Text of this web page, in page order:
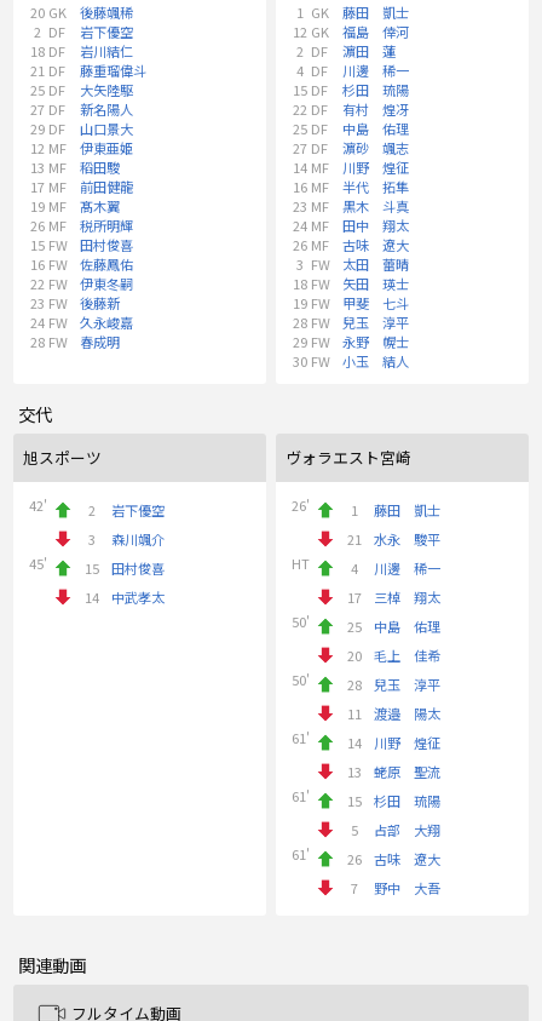
20 GK
後藤颯稀
2 DF
岩下優空
18 DF
岩川結仁
21 DF
藤重瑠偉斗
25 DF
大矢陸駆
27 DF
新名陽人
29 DF
山口景大
12 MF
伊東亜姫
13 MF
稻田駿
17 MF
前田健龍
19 MF
髙木翼
26 MF
税所明輝
15 FW
田村俊喜
16 FW
佐藤鳳佑
22 FW
伊東冬嗣
23 FW
後藤新
24 FW
久永峻嘉
28 FW 春成明
1 GK
藤田 凱士
12 GK
福島 倖河
2 DF
濵田 蓮
4 DF
川邊 稀一
15 DF
杉田 琉陽
22 DF
有村 煌冴
25 DF
中島 佑理
27 DF
濵砂 颯志
14 MF
川野 煌征
16 MF
半代 拓隼
23 MF
黒木 斗真
24 MF
田中 翔太
26 MF
古味 遼大
3 FW
太田 蕾晴
18 FW
矢田 瑛士
19 FW
甲斐 七斗
28 FW
兒玉 淳平
29 FW
永野 幌士
30 FW 小玉 結人
交代
旭スポーツ
42' 2
岩下優空
3
森川颯介
45'
15
田村俊喜
14
中武孝太
ヴォラエスト宮崎
26' 1
藤田 凱士
21
水永 駿平
HT
4
川邊 稀一
17
三棹 翔太
50'
25
中島 佑理
20
毛上 佳希
50'
28
兒玉 淳平
11
渡邉 陽太
61'
14
川野 煌征
13
蛯原 聖流
61'
15
杉田 琉陽
5
占部 大翔
61'
26
古味 遼大
7
野中 大吾
関連動画
フルタイム動画